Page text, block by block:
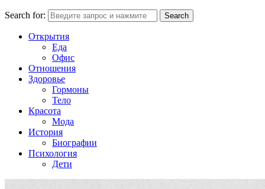
Search for: Search
Открытия
Еда
Офис
Отношения
Здоровье
Гормоны
Тело
Красота
Мода
История
Биографии
Психология
Дети